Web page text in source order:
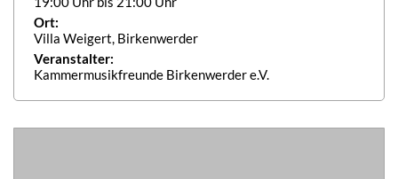
Ort:
Villa Weigert, Birkenwerder
Veranstalter:
Kammermusikfreunde Birkenwerder e.V.